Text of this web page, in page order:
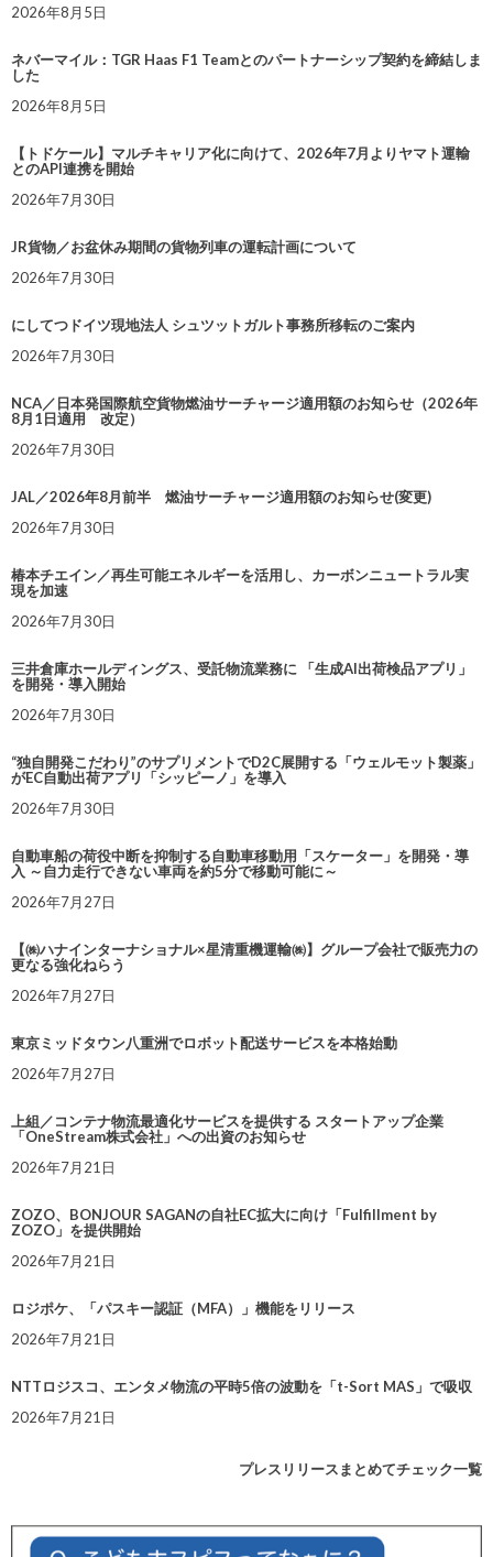
2026年8月5日
ネバーマイル：TGR Haas F1 Teamとのパートナーシップ契約を締結しま
した
2026年8月5日
【トドケール】マルチキャリア化に向けて、2026年7月よりヤマト運輸
とのAPI連携を開始
2026年7月30日
JR貨物／お盆休み期間の貨物列車の運転計画について
2026年7月30日
にしてつドイツ現地法人 シュツットガルト事務所移転のご案内
2026年7月30日
NCA／日本発国際航空貨物燃油サーチャージ適用額のお知らせ（2026年
8月1日適用 改定）
2026年7月30日
JAL／2026年8月前半 燃油サーチャージ適用額のお知らせ(変更)
2026年7月30日
椿本チエイン／再生可能エネルギーを活用し、カーボンニュートラル実
現を加速
2026年7月30日
三井倉庫ホールディングス、受託物流業務に 「生成AI出荷検品アプリ」
を開発・導入開始
2026年7月30日
“独自開発こだわり”のサプリメントでD2C展開する「ウェルモット製薬」
がEC自動出荷アプリ「シッピーノ」を導入
2026年7月30日
自動車船の荷役中断を抑制する自動車移動用「スケーター」を開発・導
入 ～自力走行できない車両を約5分で移動可能に～
2026年7月27日
【㈱ハナインターナショナル×星清重機運輸㈱】グループ会社で販売力の
更なる強化ねらう
2026年7月27日
東京ミッドタウン八重洲でロボット配送サービスを本格始動
2026年7月27日
上組／コンテナ物流最適化サービスを提供する スタートアップ企業
「OneStream株式会社」への出資のお知らせ
2026年7月21日
ZOZO、BONJOUR SAGANの自社EC拡大に向け「Fulfillment by
ZOZO」を提供開始
2026年7月21日
ロジポケ、「パスキー認証（MFA）」機能をリリース
2026年7月21日
NTTロジスコ、エンタメ物流の平時5倍の波動を「t-Sort MAS」で吸収
2026年7月21日
プレスリリースまとめてチェック一覧